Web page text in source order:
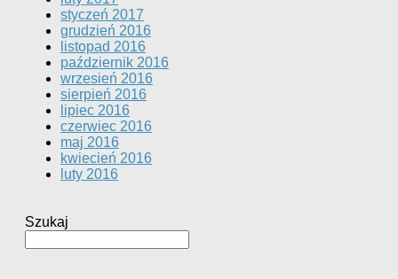
styczeń 2017
grudzień 2016
listopad 2016
październik 2016
wrzesień 2016
sierpień 2016
lipiec 2016
czerwiec 2016
maj 2016
kwiecień 2016
luty 2016
Szukaj